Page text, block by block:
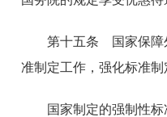
第十五条 国家保障
准制定工作，强化标准制
国家制定的强制性标